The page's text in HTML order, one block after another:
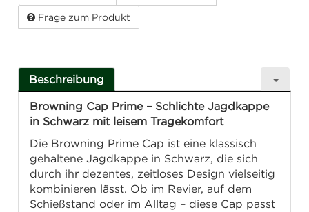
Frage zum Produkt
Beschreibung
Browning Cap Prime – Schlichte Jagdkappe
in Schwarz mit leisem Tragekomfort
Die Browning Prime Cap ist eine klassisch
gehaltene Jagdkappe in Schwarz, die sich
durch ihr dezentes, zeitloses Design vielseitig
kombinieren lässt. Ob im Revier, auf dem
Schießstand oder im Alltag – diese Cap passt